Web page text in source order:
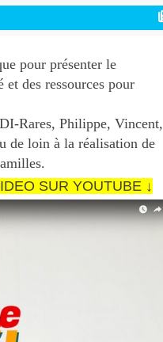
pour présenter le
des ressources pour
Rares, Philippe, Vincent,
de loin à la réalisation de
SUR YOUTUBE ↓